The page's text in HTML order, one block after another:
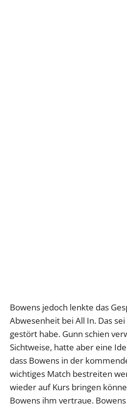
Bowens jedoch lenkte das
Abwesenheit bei All In. Das
gestört habe. Gunn schien
Sichtweise, hatte aber eine
dass Bowens in der
wichtiges Match bestreiten
wieder auf Kurs bringen
Bowens ihm vertraue.